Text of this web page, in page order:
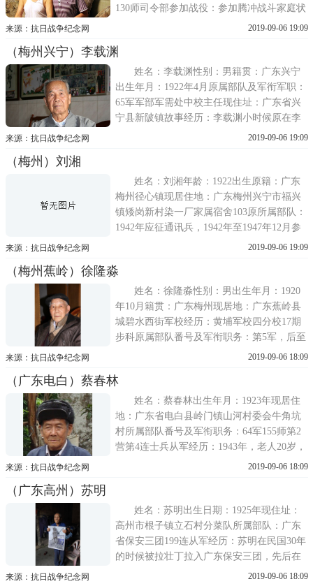
130师司令部参加战役：参加腾冲战斗家庭状
况：生活稳定。张其宇—张老是陈晋堪老兵
很年轻，我才83岁，是最年轻的远征军了，
出生于1929年2月，1943年5
来源：抗日战争纪念网 2019-09-06 19:09
（梅州兴宁）李载渊
姓名：李载渊性别：男籍贯：广东兴宁
出生年月：1922年4月原属部队及军衔军职：
65军军部军需处中校主任现住址：广东省兴
宁县新陂镇故事经历：李载渊小时候原在李
围村，被卖到现居的解放围。1941年他在兴
尉军衔，进入粤军第65军，在军部当会计
来源：抗日战争纪念网 2019-09-06 19:09
（梅州）刘湘
姓名：刘湘年龄：1922出生原籍：广东
梅州径心镇现居住地：广东梅州兴宁市福兴
镇矮岗新村染一厂家属宿舍103原所属部队：
1942年应征通讯兵，1942年至1947年12月参
加中国远征军第53军116师347团参加战役：
小毕业后主动报名应征通讯兵，当时在兴梅
地区招了300多名通讯兵(和陈晋堪同批)
来源：抗日战争纪念网 2019-09-06 19:09
（梅州蕉岭）徐隆淼
姓名：徐隆淼性别：男出生年月：1920
年10月籍贯：广东梅州现居地：广东蕉岭县
城碧水西街军校经历：黄埔军校四分校17期
步科原属部队番号及军衔职务：第5军，后至
陆军总部第2处从军经历：1920年10月出生
水西街人，7岁随母移居泰国，16岁回到家乡
接受中学教育。1940年往兴宁
来源：抗日战争纪念网 2019-09-06 18:09
（广东电白）蔡春林
姓名：蔡春林出生年月：1923年现居住
地：广东省电白县岭门镇山河村委会牛角坑
村所属部队番号及军衔职务：64军155师第2
营第4连士兵从军经历：1943年，老人20岁，
国民政府通过三丁抽一的征兵方式入伍参
的物资，管理日军俘虏。抗战胜利后到过上
海
来源：抗日战争纪念网 2019-09-06 18:09
（广东高州）苏明
姓名：苏明出生日期：1925年现住址：
高州市根子镇立石村分菜队所属部队：广东
省保安三团199连从军经历：苏明在民国30年
的时候被拉壮丁拉入广东保安三团，先后在
广东从化、五华、清远、樟木头等地抗击日
来源：抗日战争纪念网 2019-09-06 18:09